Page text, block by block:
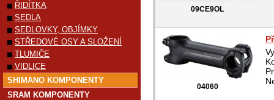
09CE9OL
04060
ŘIDÍTKA
SEDLA
SEDLOVKY, OBJÍMKY
STŘEDOVÉ OSY A SLOŽENÍ
TLUMIČE
VIDLICE
SHIMANO KOMPONENTY
SRAM KOMPONENTY